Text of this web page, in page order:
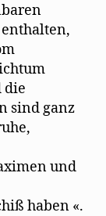
die
sind ganz
und
haben «.